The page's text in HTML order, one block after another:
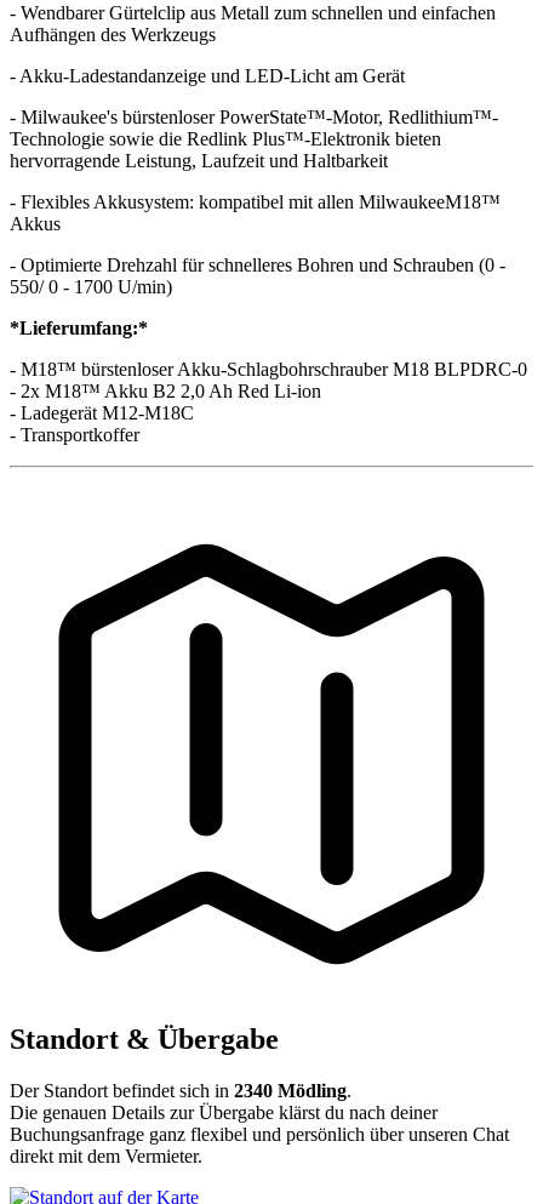
- Wendbarer Gürtelclip aus Metall zum schnellen und einfachen
Aufhängen des Werkzeugs
- Akku-Ladestandanzeige und LED-Licht am Gerät
- Milwaukee's bürstenloser PowerState™-Motor, Redlithium™-
Technologie sowie die Redlink Plus™-Elektronik bieten
hervorragende Leistung, Laufzeit und Haltbarkeit
- Flexibles Akkusystem: kompatibel mit allen MilwaukeeM18™
Akkus
- Optimierte Drehzahl für schnelleres Bohren und Schrauben (0 -
550/ 0 - 1700 U/min)
*Lieferumfang:*
- M18™ bürstenloser Akku-Schlagbohrschrauber M18 BLPDRC-0
- 2x M18™ Akku B2 2,0 Ah Red Li-ion
- Ladegerät M12-M18C
- Transportkoffer
Standort & Übergabe
Der Standort befindet sich in 2340 Mödling.
Die genauen Details zur Übergabe klärst du nach deiner
Buchungsanfrage ganz flexibel und persönlich über unseren Chat
direkt mit dem Vermieter.